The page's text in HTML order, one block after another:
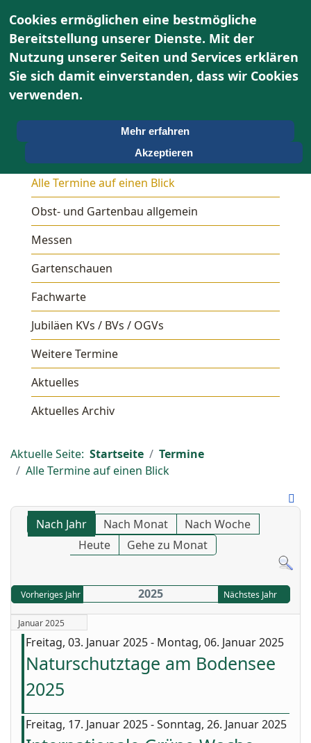
Alle Termine auf einen Blick
Obst- und Gartenbau allgemein
Messen
Gartenschauen
Fachwarte
Jubiläen KVs / BVs / OGVs
Weitere Termine
Aktuelles
Aktuelles Archiv
Aktuelle Seite: Startseite
Termine
Alle Termine auf einen Blick
Nach Jahr Nach Monat
Nach Woche
Heute
Gehe zu Monat
Vorheriges Jahr 2025 Nächstes Jahr
Januar 2025
Freitag, 03. Januar 2025 - Montag, 06. Januar 2025
Naturschutztage am Bodensee
2025
Freitag, 17. Januar 2025 - Sonntag, 26. Januar 2025
Cookies ermöglichen eine bestmögliche
Bereitstellung unserer Dienste. Mit der
Nutzung unserer Seiten und Services erklären
Sie sich damit einverstanden, dass wir Cookies
verwenden.
Mehr erfahren
Akzeptieren